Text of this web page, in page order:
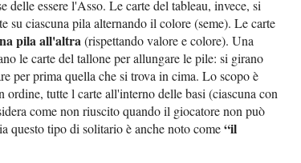
delle essere l'Asso. Le carte del tableau, invece, si
su ciascuna pila alternando il colore (seme). Le carte
pila all'altra(rispettando valore e colore). Una
le carte del tallone per allungare le pile: si girano
per prima quella che si trova in cima. Lo scopo è
ordine, tutte l carte all'interno delle basi (ciascuna con
come non riuscito quando il giocatore non può
questo tipo di solitario è anche noto come“il